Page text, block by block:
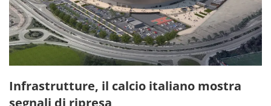
Infrastrutture, il calcio italiano mostra